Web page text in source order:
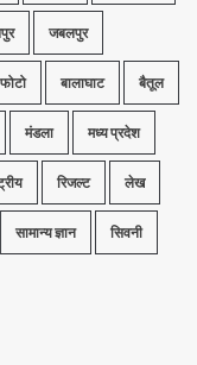
जबलपुर
फोटो बालाघाट बैतूल
मंडला मध्य प्रदेश
रिजल्ट लेख
सामान्य ज्ञान सिवनी